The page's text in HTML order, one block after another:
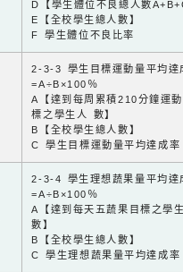
D【學生體位不良總人數
E【全校學生總人數】
F 學生體位不良比率
2-3-3 學生目標運動量平均達
=A÷B×100％
A【達到每周累積210分鐘運
標之學生人 數】
B【全校學生總人數】
C 學生目標運動量平均達成率
2-3-4 學生理想蔬果量平均達
=A÷B×100％
A【達到每天五蔬果目標之學
數】
B【全校學生總人數】
C 學生理想蔬果量平均達成率